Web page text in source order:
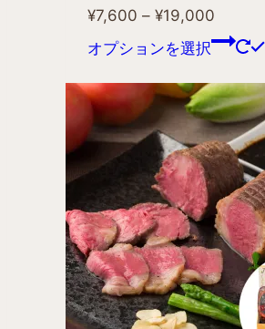
¥7,600 – ¥19,000
オプションを選択